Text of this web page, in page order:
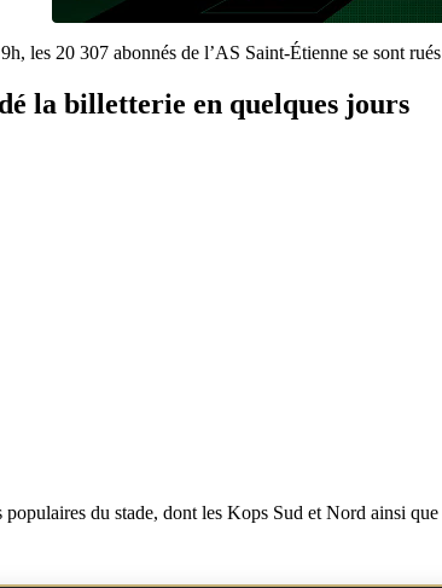
les 20 307 abonnés de l’AS Saint-Étienne se sont
la billetterie en quelques jours
populaires du stade, dont les Kops Sud et Nord ainsi